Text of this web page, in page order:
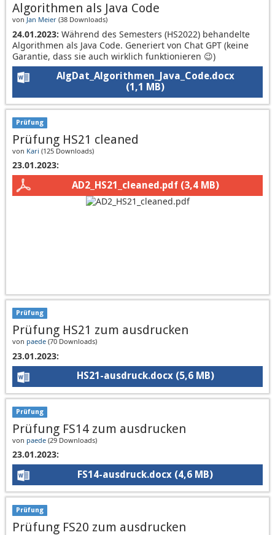
Algorithmen als Java Code
von Jan Meier (38 Downloads)
24.01.2023: Während des Semesters (HS2022) behandelte
Algorithmen als Java Code. Generiert von Chat GPT (keine
Garantie, dass sie auch wirklich funktionieren 😉)
AlgDat_Algorithmen_Java_Code.docx
(1,1 MB)
Prüfung
Prüfung HS21 cleaned
von Kari (125 Downloads)
23.01.2023:
AD2_HS21_cleaned.pdf (3,4 MB)
Prüfung
Prüfung HS21 zum ausdrucken
von paede (70 Downloads)
23.01.2023:
HS21-ausdruck.docx (5,6 MB)
Prüfung
Prüfung FS14 zum ausdrucken
von paede (29 Downloads)
23.01.2023:
FS14-ausdruck.docx (4,6 MB)
Prüfung
Prüfung FS20 zum ausdrucken